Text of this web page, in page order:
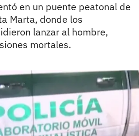
en un puente peatonal de
Marta, donde los
lanzar al hombre,
mortales.